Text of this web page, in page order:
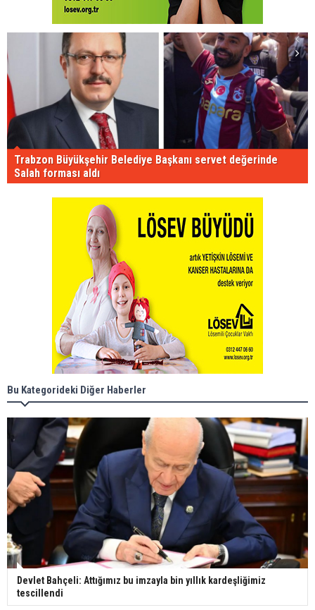
Trabzon Büyükşehir Belediye Başkanı servet değerinde
Salah forması aldı
Bu Kategorideki Diğer Haberler
Devlet Bahçeli: Attığımız bu imzayla bin yıllık kardeşliğimiz
tescillendi